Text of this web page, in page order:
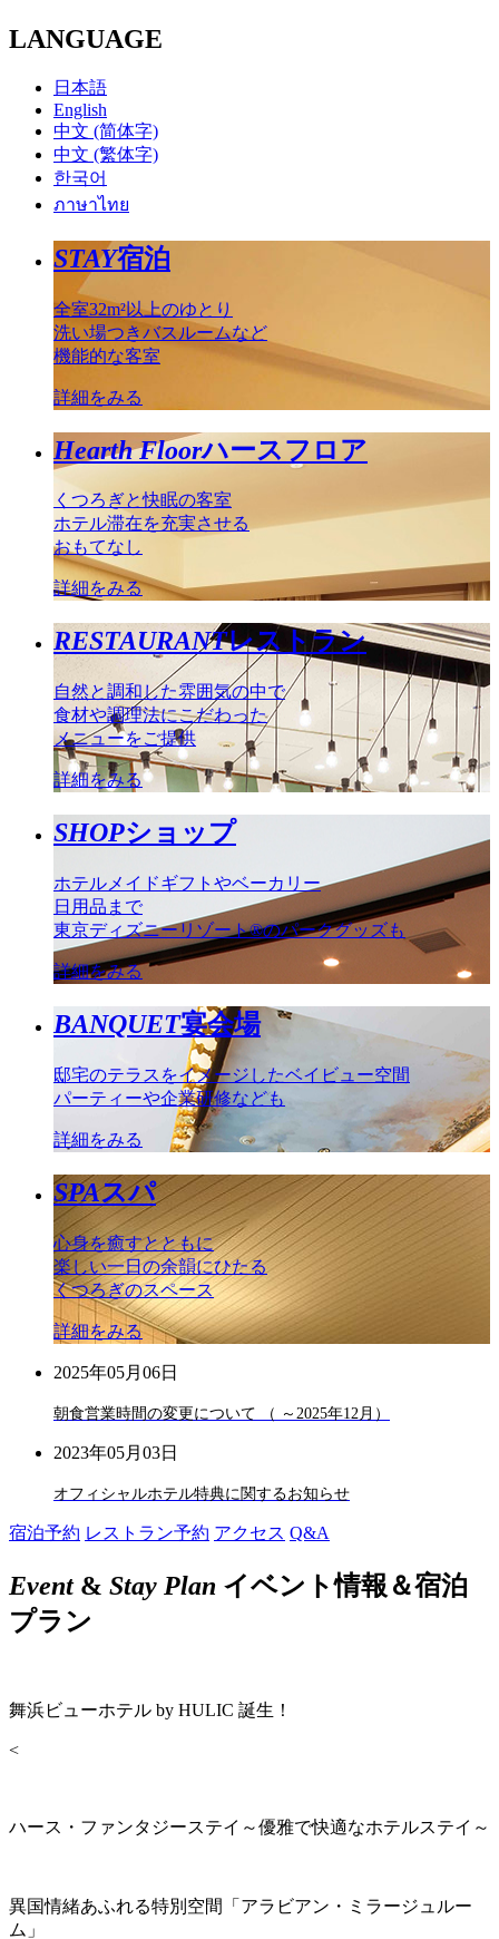
LANGUAGE
日本語
English
中文 (简体字)
中文 (繁体字)
한국어
ภาษาไทย
STAY宿泊
全室32m²以上のゆとり
洗い場つきバスルームなど
機能的な客室
詳細をみる
Hearth Floorハースフロア
くつろぎと快眠の客室
ホテル滞在を充実させる
おもてなし
詳細をみる
RESTAURANTレストラン
自然と調和した雰囲気の中で
食材や調理法にこだわった
メニューをご提供
詳細をみる
SHOPショップ
ホテルメイドギフトやベーカリー
日用品まで
東京ディズニーリゾート®のパークグッズも
詳細をみる
BANQUET宴会場
邸宅のテラスをイメージしたベイビュー空間
パーティーや企業研修なども
詳細をみる
SPAスパ
心身を癒すとともに
楽しい一日の余韻にひたる
くつろぎのスペース
詳細をみる
2025年05月06日
朝食営業時間の変更について （ ～2025年12月）
2023年05月03日
オフィシャルホテル特典に関するお知らせ
宿泊予約 レストラン予約 アクセス Q&A
Event& Stay Plan イベント情報＆宿泊
プラン
舞浜ビューホテル by HULIC 誕生！
<
ハース・ファンタジーステイ～優雅で快適なホテルステイ～
異国情緒あふれる特別空間「アラビアン・ミラージュルー
ム」